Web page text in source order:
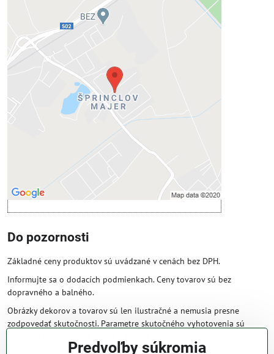
Externý obsah je blokovaný
Prajete si načítať externý obsah?
Povoliť tentokrát
Povoliť a zapamätať - súhlas s druhom
cookie: Funkčné
Otvoriť obsah v novom okne
Do pozornosti
Základné ceny produktov sú uvádzané v cenách bez DPH.
Informujte sa o dodacích podmienkach. Ceny tovarov sú bez
dopravného a balného.
Obrázky dekorov a tovarov sú len ilustračné a nemusia presne
zodpovedať skutočnosti. Parametre skutočného vyhotovenia sú
Predvoľby súkromia